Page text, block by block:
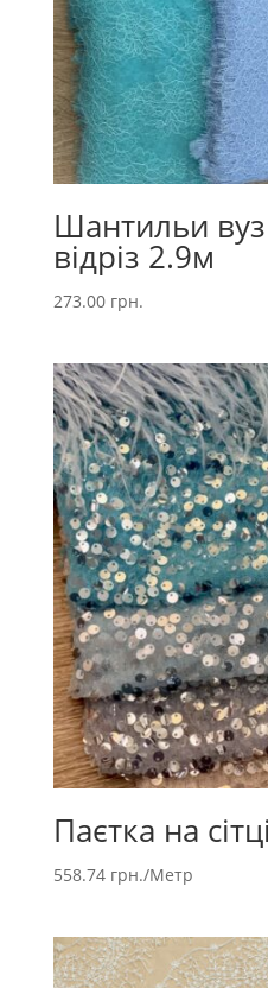
Шантильи
відріз 2.9м
273.00 грн.
Паєтка на
558.74 грн./Метр